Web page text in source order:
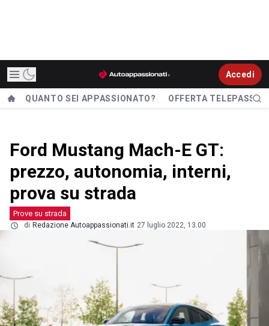
Accedi
QUANTO SEI APPASSIONATO? OFFERTA TELEPASS
Ford Mustang Mach-E GT:
prezzo, autonomia, interni,
prova su strada
Prove su strada
di Redazione Autoappassionati.it 27 luglio 2022, 13.00